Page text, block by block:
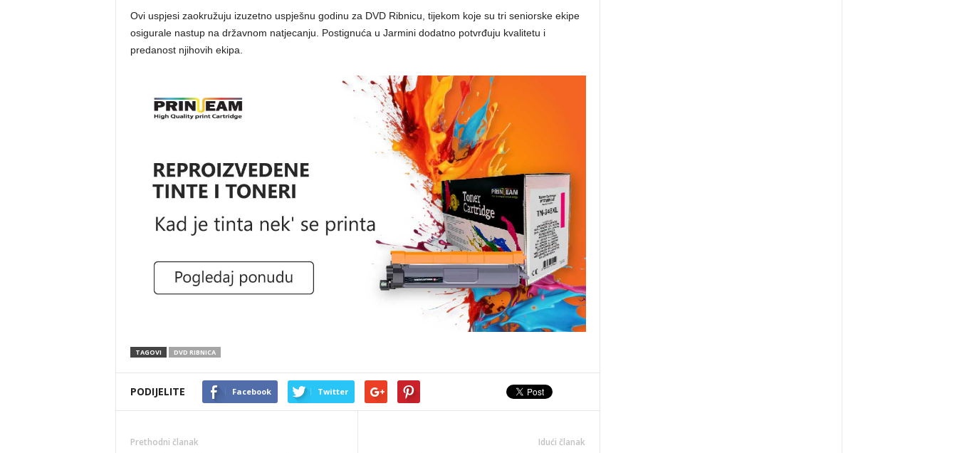
Ovi uspjesi zaokružuju izuzetno uspješnu godinu za DVD Ribnicu, tijekom koje su tri seniorske ekipe
osigurale nastup na državnom natjecanju. Postignuća u Jarmini dodatno potvrđuju kvalitetu i
predanost njihovih ekipa.
TAGOVI DVD RIBNICA
PODIJELITE Facebook Twitter
Prethodni članak Idući članak